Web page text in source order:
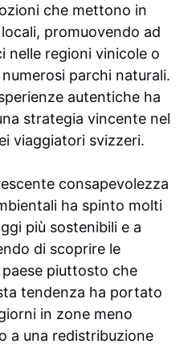
che mettono in
promuovendo ad
nelle regioni vinicole o
parchi naturali.
autentiche ha
strategia vincente nel
viaggiatori svizzeri.
consapevolezza
ha spinto molti
più sostenibili e a
di scoprire le
piuttosto che
tendenza ha portato
in zone meno
a una redistribuzione